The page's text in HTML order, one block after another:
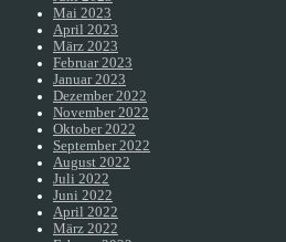
Mai 2023
April 2023
März 2023
Februar 2023
Januar 2023
Dezember 2022
November 2022
Oktober 2022
September 2022
August 2022
Juli 2022
Juni 2022
April 2022
März 2022